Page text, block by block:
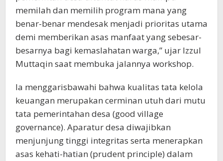
memilah dan memilih program mana yang
benar-benar mendesak menjadi prioritas utama
demi memberikan asas manfaat yang sebesar-
besarnya bagi kemaslahatan warga,” ujar Izzul
Muttaqin saat membuka jalannya workshop.
Ia menggarisbawahi bahwa kualitas tata kelola
keuangan merupakan cerminan utuh dari mutu
tata pemerintahan desa (good village
governance). Aparatur desa diwajibkan
menjunjung tinggi integritas serta menerapkan
asas kehati-hatian (prudent principle) dalam